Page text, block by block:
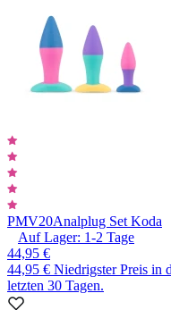
PMV20Analplug Set Koda
Auf Lager: 1-2 Tage
44,95 €
44,95 € Niedrigster Preis in
letzten 30 Tagen.